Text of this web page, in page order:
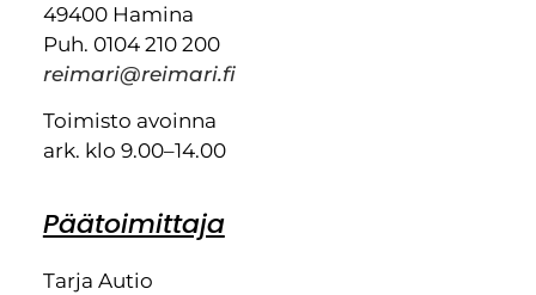
49400 Hamina
Puh. 0104 210 200
reimari@reimari.fi
Toimisto avoinna
ark. klo 9.00–14.00
Päätoimittaja
Tarja Autio